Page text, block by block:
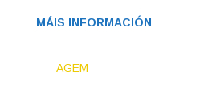
MÁIS INFORMACIÓN
AGEM